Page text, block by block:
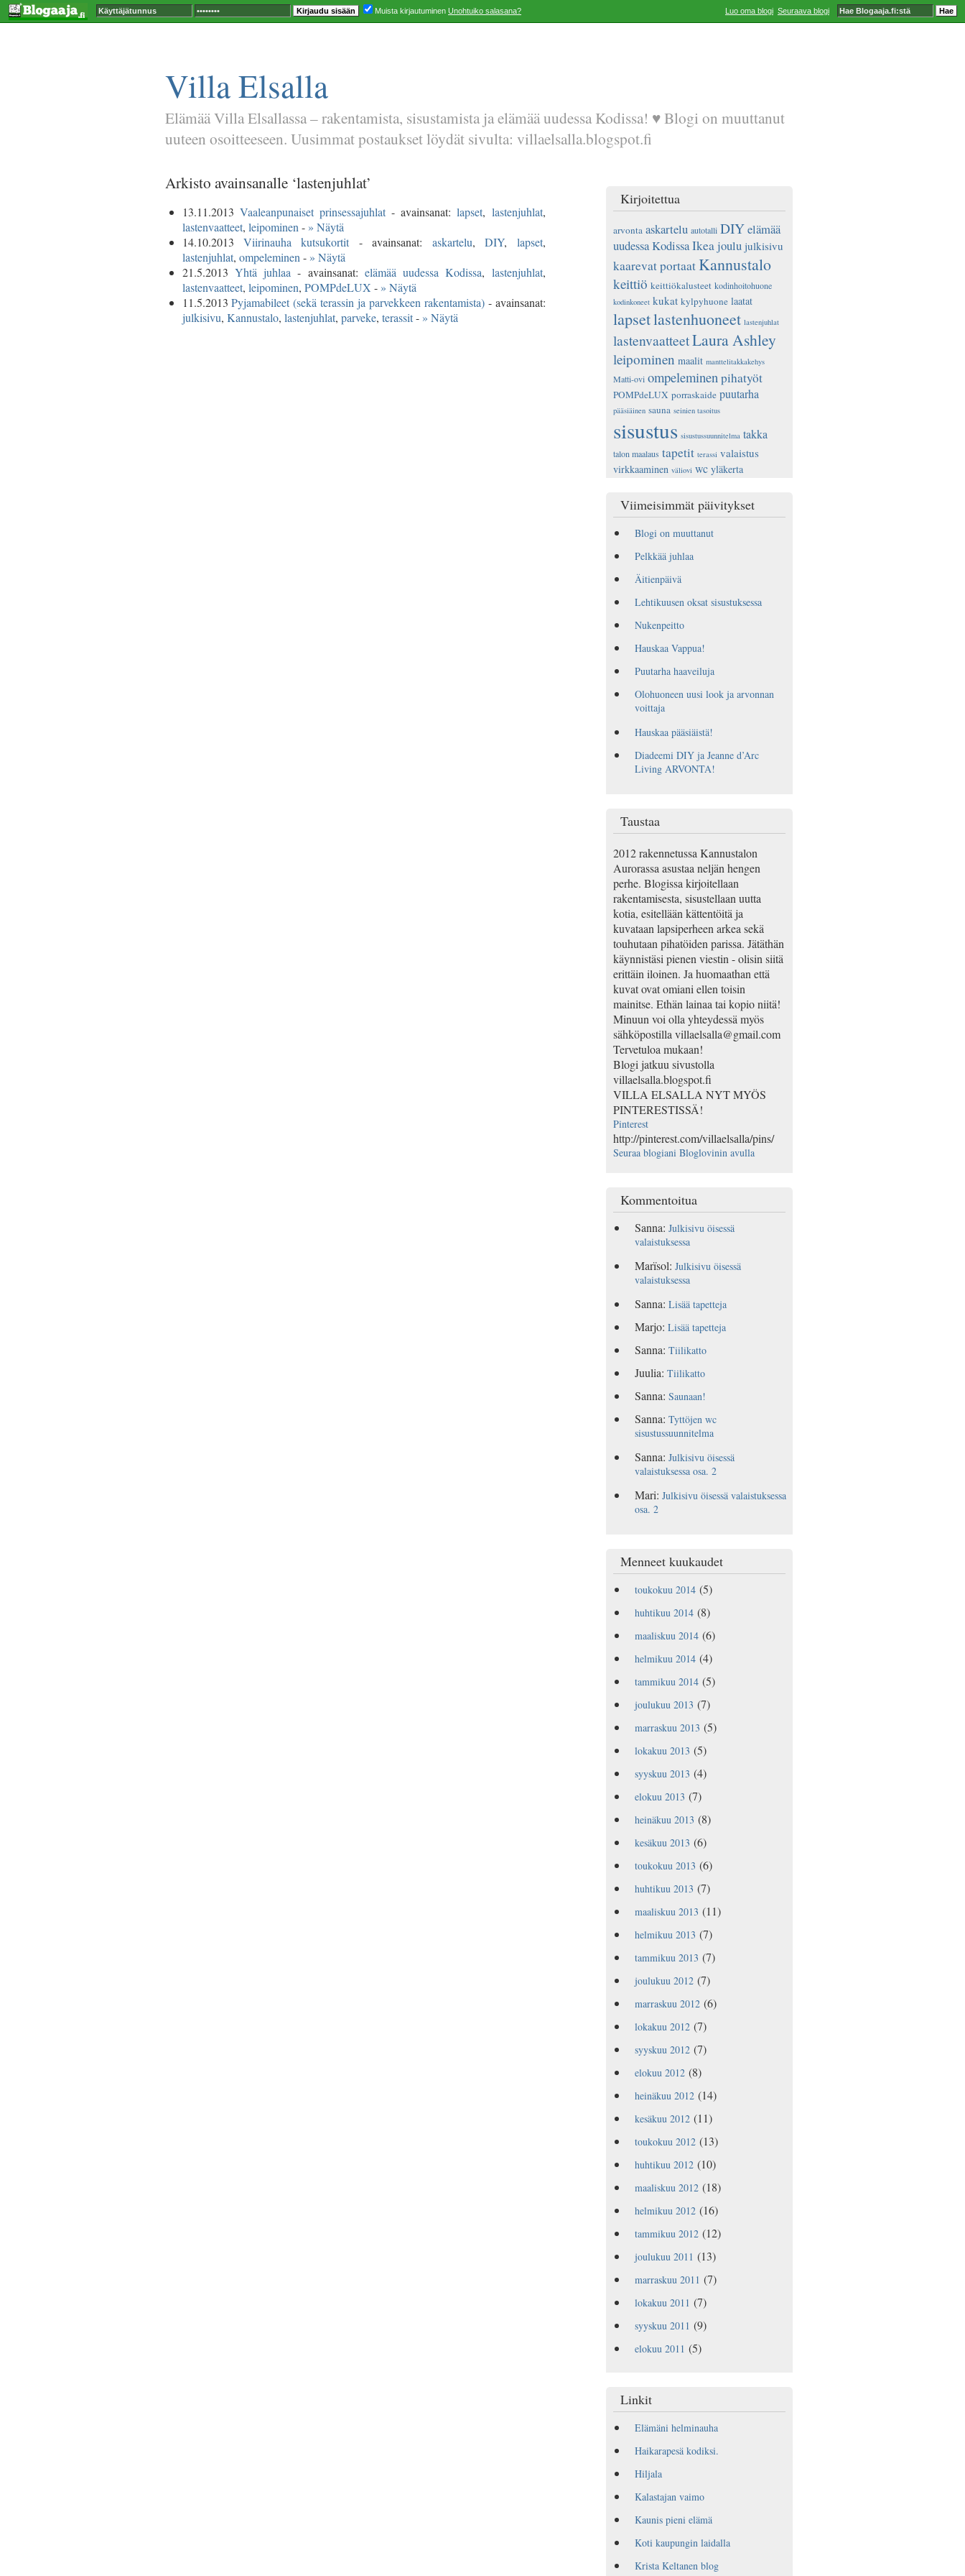
Villa Elsalla
Elämää Villa Elsallassa – rakentamista, sisustamista ja elämää uudessa Kodissa! ♥ Blogi on muuttanut
uuteen osoitteeseen. Uusimmat postaukset löydät sivulta: villaelsalla.blogspot.fi
Arkisto avainsanalle ‘lastenjuhlat’
13.11.2013 Vaaleanpunaiset prinsessajuhlat- avainsanat:lapset, lastenjuhlat,
lastenvaatteet, leipominen - » Näytä
14.10.2013 Viirinauha kutsukortit- avainsanat: askartelu,DIY, lapset,
lastenjuhlat, ompeleminen - » Näytä
21.5.2013 Yhtä juhlaa - avainsanat: elämää uudessa Kodissa, lastenjuhlat,
lastenvaatteet, leipominen, POMPdeLUX - » Näytä
11.5.2013Pyjamabileet (sekä terassin ja parvekkeen rakentamista)- avainsanat:
julkisivu, Kannustalo, lastenjuhlat, parveke, terassit- » Näytä
Kirjoitettua
arvonta askartelu autotalli DIYelämää
uudessa KodissaIkea joulu julkisivu
kaarevat portaat Kannustalo
keittiö keittiökalusteet kodinhoitohuone
kodinkoneet kukat kylpyhuone laatat
lapsetlastenhuoneet lastenjuhlat
lastenvaatteetLaura Ashley
leipominen maalit manttelitakkakehys
Matti-ovi ompeleminenpihatyöt
POMPdeLUX porraskaide puutarha
pääsiäinen sauna seinien tasoitus
sisustus sisustussuunnitelma takka
talon maalaus tapetit terassi valaistus
virkkaaminen väliovi wc yläkerta
Viimeisimmät päivitykset
Blogi on muuttanut
Pelkkää juhlaa
Äitienpäivä
Lehtikuusen oksat sisustuksessa
Nukenpeitto
Hauskaa Vappua!
Puutarha haaveiluja
Olohuoneen uusi look ja arvonnan
voittaja
Hauskaa pääsiäistä!
Diadeemi DIY ja Jeanne d’Arc
Living ARVONTA!
Taustaa
2012 rakennetussa Kannustalon
Aurorassa asustaa neljän hengen
perhe. Blogissa kirjoitellaan
rakentamisesta, sisustellaan uutta
kotia, esitellään kättentöitä ja
kuvataan lapsiperheen arkea sekä
touhutaan pihatöiden parissa. Jätäthän
käynnistäsi pienen viestin - olisin siitä
erittäin iloinen. Ja huomaathan että
kuvat ovat omiani ellen toisin
mainitse. Ethän lainaa tai kopio niitä!
Minuun voi olla yhteydessä myös
sähköpostilla villaelsalla@gmail.com
Tervetuloa mukaan!
Blogi jatkuu sivustolla
villaelsalla.blogspot.fi
VILLA ELSALLA NYT MYÖS
PINTERESTISSÄ!
Pinterest
http://pinterest.com/villaelsalla/pins/
Seuraa blogiani Bloglovinin avulla
Kommentoitua
Sanna: Julkisivu öisessä
valaistuksessa
Marïsol: Julkisivu öisessä
valaistuksessa
Sanna: Lisää tapetteja
Marjo: Lisää tapetteja
Sanna: Tiilikatto
Juulia: Tiilikatto
Sanna: Saunaan!
Sanna: Tyttöjen wc
sisustussuunnitelma
Sanna: Julkisivu öisessä
valaistuksessa osa. 2
Mari: Julkisivu öisessä valaistuksessa
osa. 2
Menneet kuukaudet
toukokuu 2014(5)
huhtikuu 2014(8)
maaliskuu 2014(6)
helmikuu 2014(4)
tammikuu 2014(5)
joulukuu 2013 (7)
marraskuu 2013 (5)
lokakuu 2013 (5)
syyskuu 2013 (4)
elokuu 2013 (7)
heinäkuu 2013 (8)
kesäkuu 2013 (6)
toukokuu 2013 (6)
huhtikuu 2013 (7)
maaliskuu 2013 (11)
helmikuu 2013 (7)
tammikuu 2013 (7)
joulukuu 2012(7)
marraskuu 2012(6)
lokakuu 2012(7)
syyskuu 2012(7)
elokuu 2012(8)
heinäkuu 2012(14)
kesäkuu 2012(11)
toukokuu 2012(13)
huhtikuu 2012(10)
maaliskuu 2012(18)
helmikuu 2012(16)
tammikuu 2012(12)
joulukuu 2011 (13)
marraskuu 2011 (7)
lokakuu 2011 (7)
syyskuu 2011 (9)
elokuu 2011 (5)
Linkit
Elämäni helminauha
Haikarapesä kodiksi.
Hiljala
Kalastajan vaimo
Kaunis pieni elämä
Koti kaupungin laidalla
Krista Keltanen blog
Muista kirjautuminen Unohtuiko salasana? Luo oma blogi Seuraava blogi